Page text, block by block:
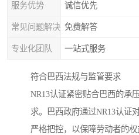
服务优势 诚信优先
常见问题解决 免费解答
专业化团队 一站式服务
符合巴西法规与监管要求
NR13认证紧密贴合巴西的承
求。巴西政府通过NR13认证
严格把控，以保障劳动者的